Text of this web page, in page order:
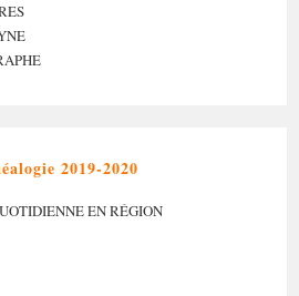
2019-2020
EN RÉGION